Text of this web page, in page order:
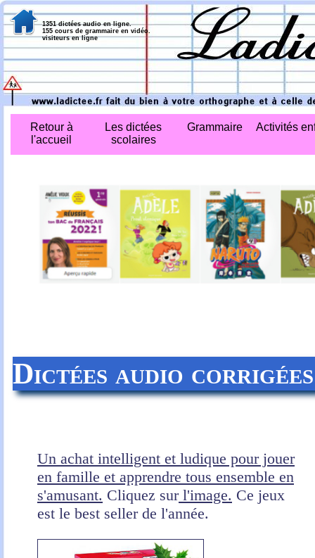
Dictées audio
Un achat intelligent et ludique pour jouer
en famille et apprendre tous ensemble en
s'amusant. Cliquez surl'image. Ce jeux
est le best seller de l'année.